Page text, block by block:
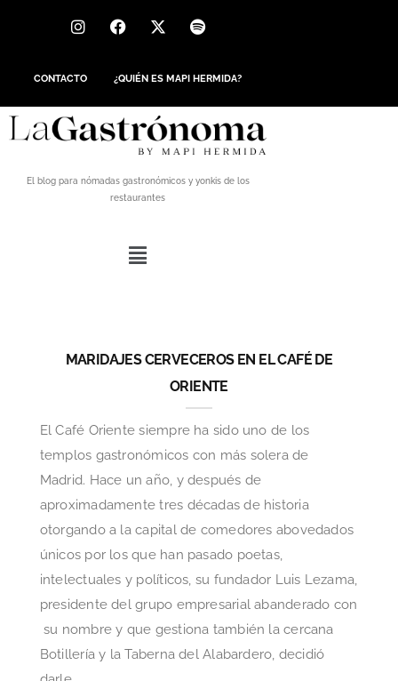
CONTACTO ¿QUIÉN ES MAPI HERMIDA?
El blog para nómadas gastronómicos y yonkis de los
restaurantes
MARIDAJES CERVECEROS EN EL CAFÉ DE
ORIENTE
El Café Oriente siempre ha sido uno de los
templos gastronómicos con más solera de
Madrid. Hace un año, y después de
aproximadamente tres décadas de historia
otorgando a la capital de comedores abovedados
únicos por los que han pasado poetas,
intelectuales y políticos, su fundador Luis Lezama,
presidente del grupo empresarial abanderado con
su nombre y que gestiona también la cercana
Botillería y la Taberna del Alabardero, decidió